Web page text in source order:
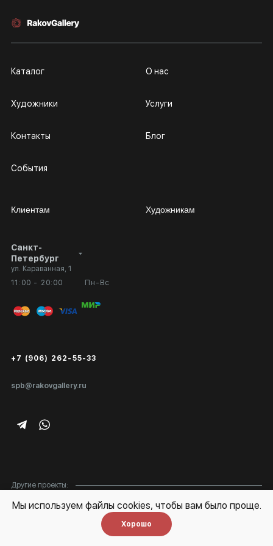
Санкт-
Петербург
ул. Караванная, 1
11:00 - 20:00
Пн-Вс
spb@rakovgallery.ru
+7 (906) 262-55-33
Каталог
Художники
Контакты
События
О нас
Услуги
Блог
Другие проекты:
Baget Special
Клиентам
Личный кабинет
Вопросы и ответы
Публичная оферта
Экспертиза/Вывоз за границу
Подарочные сертификаты
Художникам
Сотрудничество
Выставка в галерее
Мы используем файлы cookies, чтобы вам было проще.
Хорошо